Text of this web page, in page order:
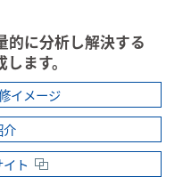
的に分析し解決する
ます。
イメージ
介
ト